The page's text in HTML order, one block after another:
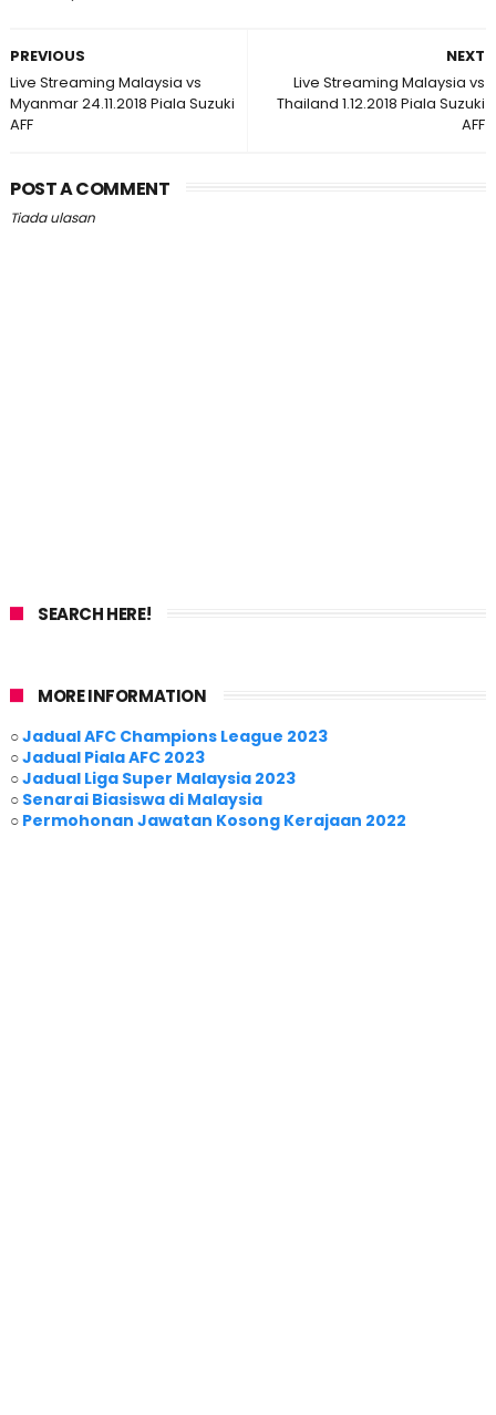
NEXT
Live Streaming Malaysia vs
Thailand 1.12.2018 Piala Suzuki
AFF
PREVIOUS
Live Streaming Malaysia vs
Myanmar 24.11.2018 Piala Suzuki
AFF
POST A COMMENT
Tiada ulasan
SEARCH HERE!
MORE INFORMATION
○Jadual AFC Champions League 2023
○Jadual Piala AFC 2023
○Jadual Liga Super Malaysia 2023
○ Senarai Biasiswa di Malaysia
○ Permohonan Jawatan Kosong Kerajaan 2022